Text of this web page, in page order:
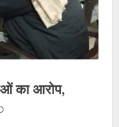
का आरोप,